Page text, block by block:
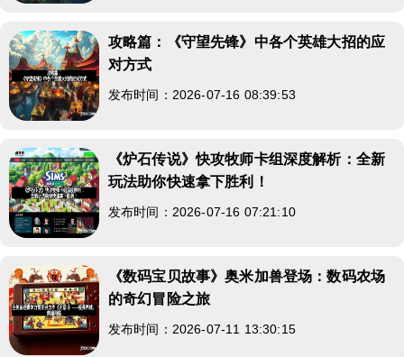
攻略篇：《守望先锋》中各个英雄大招的应
对方式
发布时间：2026-07-16 08:39:53
《炉石传说》快攻牧师卡组深度解析：全新
玩法助你快速拿下胜利！
发布时间：2026-07-16 07:21:10
《数码宝贝故事》奥米加兽登场：数码农场
的奇幻冒险之旅
发布时间：2026-07-11 13:30:15